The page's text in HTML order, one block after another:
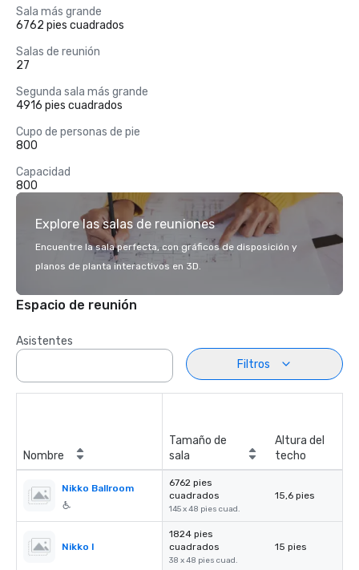
Sala más grande
6762 pies cuadrados
Salas de reunión
27
Segunda sala más grande
4916 pies cuadrados
Cupo de personas de pie
800
Capacidad
800
Explore las salas de reuniones
Encuentre la sala perfecta, con gráficos de disposición y
planos de planta interactivos en 3D.
Espacio de reunión
Asistentes
Filtros
Nombre
Tamaño de
sala
Altura del
techo
Nikko Ballroom
6762 pies
cuadrados
145 x 48 pies cuad.
15,6 pies
Nikko I
1824 pies
cuadrados
38 x 48 pies cuad.
15 pies